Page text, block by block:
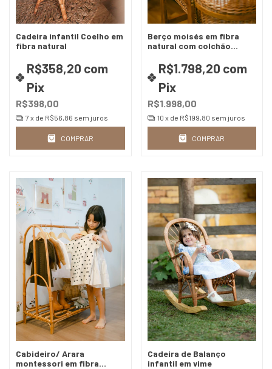
Cadeira infantil Coelho em
fibra natural
R$398,00
R$358,20 com
Pix
7 x de R$56,86 sem juros
COMPRAR
Berço moisés em fibra
natural com colchão
de cores
R$1.998,00
R$1.798,20 com
Pix
10 x de R$199,80 sem juros
COMPRAR
Cabideiro/ Arara
montessori em fibra
Cadeira de Balanço
infantil em vime